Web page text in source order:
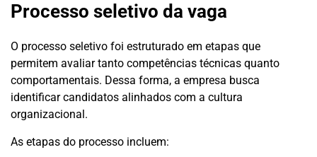
Processo seletivo da vaga
O processo seletivo foi estruturado em etapas que
permitem avaliar tanto competências técnicas quanto
comportamentais. Dessa forma, a empresa busca
identificar candidatos alinhados com a cultura
organizacional.
As etapas do processo incluem: